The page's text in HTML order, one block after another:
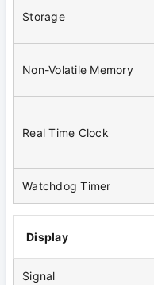
Storage
Non-Volatile Memory
Real Time Clock
Watchdog Timer
Display
Signal